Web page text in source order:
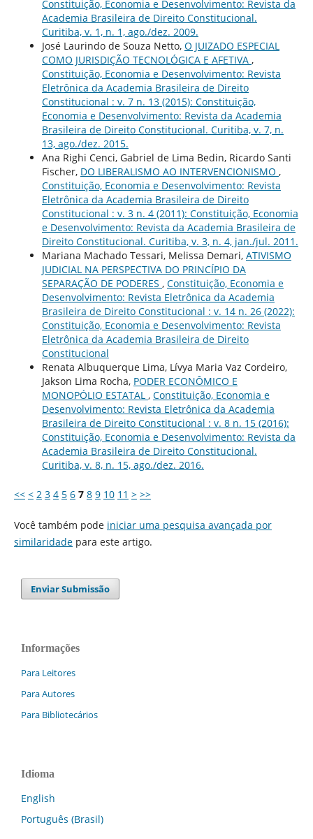
Constituição, Economia e Desenvolvimento: Revista da
Academia Brasileira de Direito Constitucional.
Curitiba, v. 1, n. 1, ago./dez. 2009.
José Laurindo de Souza Netto, O JUIZADO ESPECIAL
COMO JURISDIÇÃO TECNOLÓGICA E AFETIVA ,
Constituição, Economia e Desenvolvimento: Revista
Eletrônica da Academia Brasileira de Direito
Constitucional : v. 7 n. 13 (2015): Constituição,
Economia e Desenvolvimento: Revista da Academia
Brasileira de Direito Constitucional. Curitiba, v. 7, n.
13, ago./dez. 2015.
Ana Righi Cenci, Gabriel de Lima Bedin, Ricardo Santi
Fischer, DO LIBERALISMO AO INTERVENCIONISMO ,
Constituição, Economia e Desenvolvimento: Revista
Eletrônica da Academia Brasileira de Direito
Constitucional : v. 3 n. 4 (2011): Constituição, Economia
e Desenvolvimento: Revista da Academia Brasileira de
Direito Constitucional. Curitiba, v. 3, n. 4, jan./jul. 2011.
Mariana Machado Tessari, Melissa Demari, ATIVISMO
JUDICIAL NA PERSPECTIVA DO PRINCÍPIO DA
SEPARAÇÃO DE PODERES , Constituição, Economia e
Desenvolvimento: Revista Eletrônica da Academia
Brasileira de Direito Constitucional : v. 14 n. 26 (2022):
Constituição, Economia e Desenvolvimento: Revista
Eletrônica da Academia Brasileira de Direito
Constitucional
Renata Albuquerque Lima, Lívya Maria Vaz Cordeiro,
Jakson Lima Rocha, PODER ECONÔMICO E
MONOPÓLIO ESTATAL , Constituição, Economia e
Desenvolvimento: Revista Eletrônica da Academia
Brasileira de Direito Constitucional : v. 8 n. 15 (2016):
Constituição, Economia e Desenvolvimento: Revista da
Academia Brasileira de Direito Constitucional.
Curitiba, v. 8, n. 15, ago./dez. 2016.
<< < 2 3 4 5 6 7 8 9 10 11 > >>
Você também pode iniciar uma pesquisa avançada por
similaridadepara este artigo.
Enviar Submissão
Informações
Para Leitores
Para Autores
Para Bibliotecários
Idioma
English
Português (Brasil)